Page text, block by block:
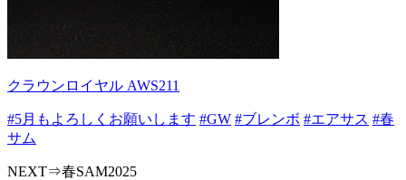
クラウンロイヤル AWS211
#5月もよろしくお願いします #GW #ブレンボ #エアサス #春
サム
NEXT⇒春SAM2025